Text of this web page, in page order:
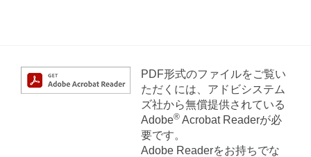
PDF形式のファイルをご覧い
ただくには、アドビシステム
ズ社から無償提供されている
Adobe®Acrobat Readerが必
要です。
Adobe Readerをお持ちでな